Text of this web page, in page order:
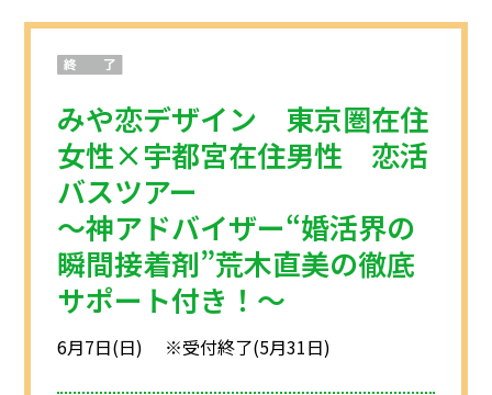
注意事項 民間企業・団体イベント
DATING
交際応援 応援・協賛企業
ARCHIVE
アーカイブ
NEWS
センターからのお知らせ
みや恋デザイン 東京圏在住
女性×宇都宮在住男性 恋活
バスツアー
～神アドバイザー“婚活界の
瞬間接着剤”荒木直美の徹底
サポート付き！～
6月7日(日) ※受付終了(5月31日)